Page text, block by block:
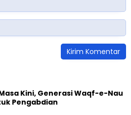
Masa Kini, Generasi Waqf-e-Nau
Pengabdian